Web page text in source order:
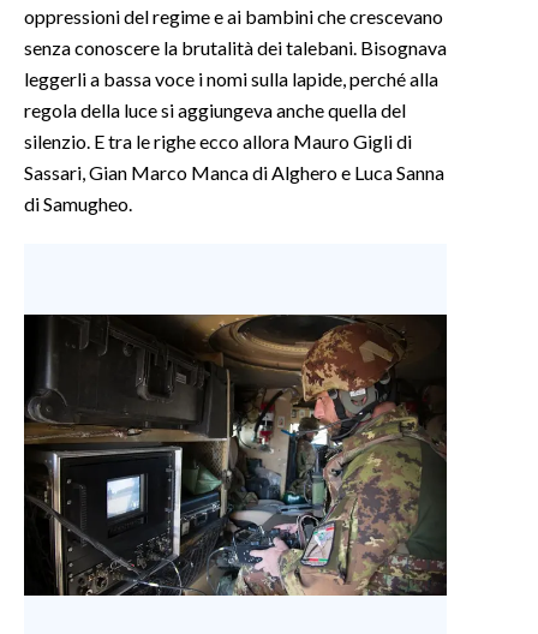
oppressioni del regime e ai bambini che crescevano
senza conoscere la brutalità dei talebani. Bisognava
leggerli a bassa voce i nomi sulla lapide, perché alla
regola della luce si aggiungeva anche quella del
silenzio. E tra le righe ecco allora Mauro Gigli di
Sassari, Gian Marco Manca di Alghero e Luca Sanna
di Samugheo.